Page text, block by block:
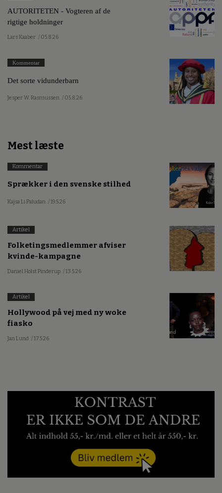
AUTORITETEN - Vogteren af de
rigtige holdninger
Lars Kaaber / 05.8.26
Kommentar
Det sorte vidunderbarn
Jesper W. Rasmussen / 05.8.26
Mest læste
Kommentar
Sprækker i den svenske stilhed
Kajsa Li Paludan / 19.5.26
Artikel
Folketingsmedlemmer afviser
kvinde-kampagne
Daniel Holst Pinderup / 13.5.26
Artikel
Hollywood på vej med ny woke
fiasko
Jan Lund / 17.5.26